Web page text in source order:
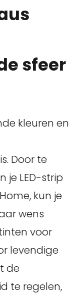
sfeer
kleuren en
Door te
je LED-strip
kun je
wens
voor
levendige
de
te regelen,